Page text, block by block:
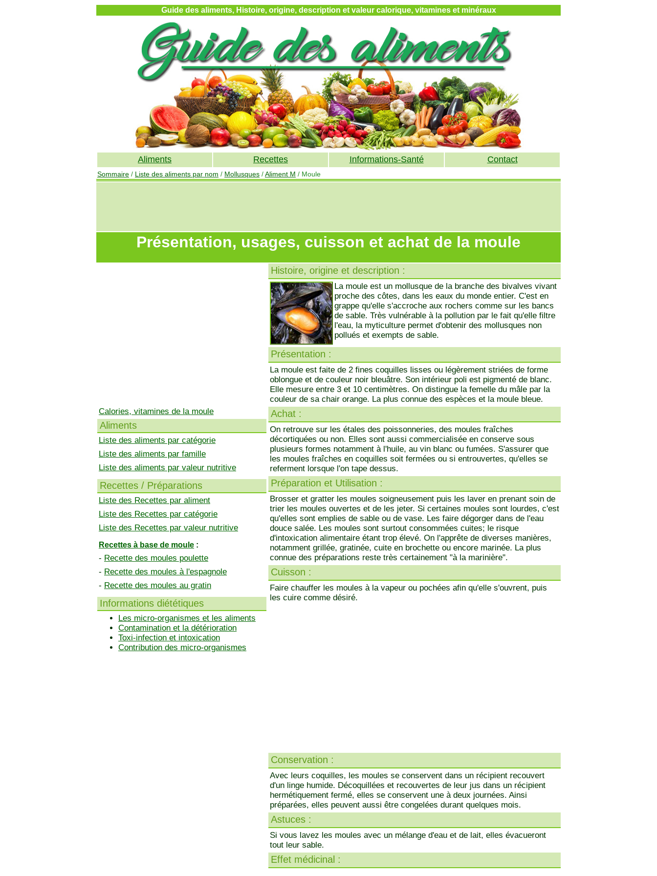
Guide des aliments, Histoire, origine, description et valeur calorique, vitamines et minéraux
Aliments Recettes Informations-Santé Contact
Sommaire / Liste des aliments par nom / Mollusques /Aliment M / Moule
Présentation, usages, cuisson et achat de la moule
Calories, vitamines de la moule
Aliments
Liste des aliments par catégorie
Liste des aliments par famille
Liste des aliments par valeur nutritive
Recettes / Préparations
Liste des Recettes par aliment
Liste des Recettes par catégorie
Liste des Recettes par valeur nutritive
Recettes à base de moule :
- Recette des moules poulette
- Recette des moules à l'espagnole
- Recette des moules au gratin
Informations diététiques
Les micro-organismes et les aliments
Contamination et la détérioration
Toxi-infection et intoxication
Contribution des micro-organismes
Histoire, origine et description :
La moule est un mollusque de la branche des bivalves vivant
proche des côtes, dans les eaux du monde entier. C'est en
grappe qu'elle s'accroche aux rochers comme sur les bancs
de sable. Très vulnérable à la pollution par le fait qu'elle filtre
l'eau, la myticulture permet d'obtenir des mollusques non
pollués et exempts de sable.
Présentation :
La moule est faite de 2 fines coquilles lisses ou légèrement striées de forme
oblongue et de couleur noir bleuâtre. Son intérieur poli est pigmenté de blanc.
Elle mesure entre 3 et 10 centimètres. On distingue la femelle du mâle par la
couleur de sa chair orange. La plus connue des espèces et la moule bleue.
Achat :
On retrouve sur les étales des poissonneries, des moules fraîches
décortiquées ou non. Elles sont aussi commercialisée en conserve sous
plusieurs formes notamment à l'huile, au vin blanc ou fumées. S'assurer que
les moules fraîches en coquilles soit fermées ou si entrouvertes, qu'elles se
referment lorsque l'on tape dessus.
Préparation et Utilisation :
Brosser et gratter les moules soigneusement puis les laver en prenant soin de
trier les moules ouvertes et de les jeter. Si certaines moules sont lourdes, c'est
qu'elles sont emplies de sable ou de vase. Les faire dégorger dans de l'eau
douce salée. Les moules sont surtout consommées cuites; le risque
d'intoxication alimentaire étant trop élevé. On l'apprête de diverses manières,
notamment grillée, gratinée, cuite en brochette ou encore marinée. La plus
connue des préparations reste très certainement "à la marinière".
Cuisson :
Faire chauffer les moules à la vapeur ou pochées afin qu'elle s'ouvrent, puis
les cuire comme désiré.
Conservation :
Avec leurs coquilles, les moules se conservent dans un récipient recouvert
d'un linge humide. Décoquillées et recouvertes de leur jus dans un récipient
hermétiquement fermé, elles se conservent une à deux journées. Ainsi
préparées, elles peuvent aussi être congelées durant quelques mois.
Astuces :
Si vous lavez les moules avec un mélange d'eau et de lait, elles évacueront
tout leur sable.
Effet médicinal :